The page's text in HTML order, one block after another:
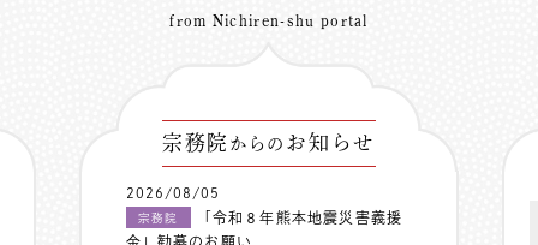
from Nichiren-shu portal
宗務院 からの お知らせ
2026/08/05
宗務院
「令和８年熊本地震災害義援
金」勧募のお願い